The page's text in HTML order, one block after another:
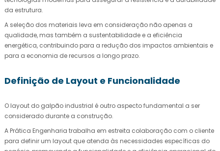
da estrutura.
A seleção dos materiais leva em consideração não apenas a
qualidade, mas também a sustentabilidade e a eficiência
energética, contribuindo para a redução dos impactos ambientais e
para a economia de recursos a longo prazo.
Definição de Layout e Funcionalidade
O layout do galpão industrial é outro aspecto fundamental a ser
considerado durante a construção.
A Prática Engenharia trabalha em estreita colaboração com o cliente
para definir um layout que atenda às necessidades específicas do